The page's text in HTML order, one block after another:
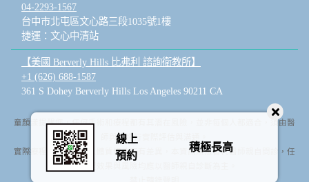
線上
預約
積極長高
04-2293-1567
台中市北屯區文心路三段1035號1樓
捷運：文心中清站
【美國 Berverly Hills 比弗利 諮詢衛教所】
+1 (626) 688-1587
361 S Dohey Berverly Hills Los Angeles 90211 CA
童顏漾提醒您，任何手術和療程都有其潛在風險，並非每個人都適合，須由醫
師與您進行實際評估與溝通。
實際療程效果依據個人體質條件而有差異，本資訊無法替代醫師親自問診，任
何療程效果與風險均應以醫師親自診斷為主。